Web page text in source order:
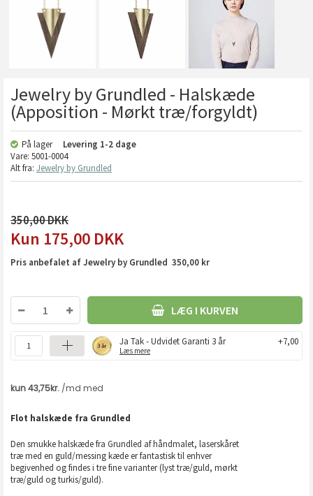
Jewelry by Grundled - Halskæde
(Apposition - Mørkt træ/forgyldt)
På lager Levering 1-2 dage
Vare: 5001-0004
Alt fra: Jewelry by Grundled
350,00
175,00 DKK
Pris anbefalet af Jewelry by Grundled 350,00 kr
LÆG I KURVEN
Ja Tak - Udvidet Garanti 3 år
Læs mere
+7,00
Flot halskæde fra Grundled
Den smukke halskæde fra Grundled af håndmalet, laserskåret
træ med en guld/messing kæde er fantastisk til enhver
begivenhed og findes i tre fine varianter (lyst træ/guld, mørkt
træ/guld og turkis/guld).